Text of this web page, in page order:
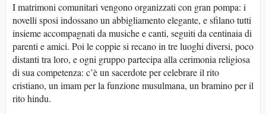
I matrimoni comunitari vengono organizzati con gran pompa: i
novelli sposi indossano un abbigliamento elegante, e sfilano tutti
insieme accompagnati da musiche e canti, seguiti da centinaia di
parenti e amici. Poi le coppie si recano in tre luoghi diversi, poco
distanti tra loro, e ogni gruppo partecipa alla cerimonia religiosa
di sua competenza: c’è un sacerdote per celebrare il rito
cristiano, un imam per la funzione musulmana, un bramino per il
rito hindu.